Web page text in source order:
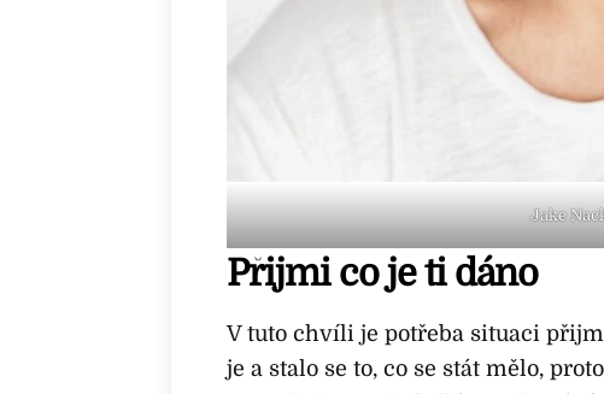
Jake
Přijmi co je ti dáno
V tuto chvíli je potřeba situaci
je a stalo se to, co se stát mělo,